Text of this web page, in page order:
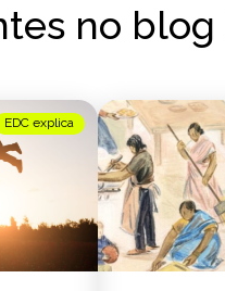
no blog
EDC explica